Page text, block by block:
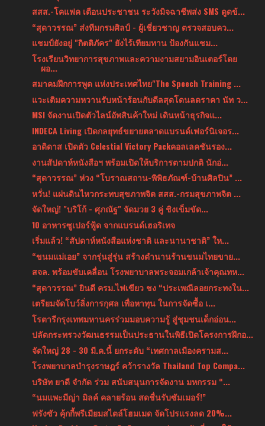
สสส.-โคแฟค เตือนประชาชน ระวังมิจฉาชีพส่ง SMS ดูดข้...
“สุดาวรรณ” ส่งทีมกรมศิลป์ - ผู้เชี่ยวชาญ ตรวจสอบคว...
แชมป์ยังอยู่ "กิตติภัคร" ยังไร้เทียมทาน ป้องกันแชม...
โรงเรียนวิทยาการสุขภาพและความงามสยามอินเตอร์โดย
ผอ...
สมาคมฝึกการพูด แห่งประเทศไทย"The Speech Training ...
แวะเติมความหวานรับหน้าร้อนกับดีลสุดโดนลดราคา นัท ว...
MSI จัดงานเปิดตัวไลน์อัพสินค้าใหม่ เดินหน้าธุรกิจแ...
INDECA Living เปิดกลยุทธ์ขยายตลาดแบรนด์เฟอร์นิเจอร...
อาดิดาส เปิดตัว Celestial Victory Packคอลเลคชันรอง...
งานสัปดาห์หนังสือฯ พร้อมเปิดให้บริการตามปกติ นักอ่...
“สุดาวรรณ” ห่วง “โบราณสถาน-พิพิธภัณฑ์-บ้านศิลปิน” ...
หวั่น! แผ่นดินไหวกระทบสุขภาพจิต สสส.-กรมสุขภาพจิต ...
จัดใหญ่! "บริโก้ - ศุภณัฐ" จัดมวย 3 คู่ ชิงเข็มขัด...
10 อาหารซูเปอร์ฟู้ด จากแบรนด์เฮอริเทจ
เริ่มแล้ว! “สัปดาห์หนังสือแห่งชาติ และนานาชาติ” ให...
“ขนมแม่เอย” จากรุ่นสู่รุ่น สร้างตำนานร้านขนมไทยขาย...
สจล. พร้อมขับเคลื่อน โรงพยาบาลพระจอมเกล้าเจ้าคุณทห...
“สุดาวรรณ” ยินดี ครม.ไฟเขียว ชง “ประเพณีลอยกระทงใน...
เตรียมจัดโบว์ลิ่งการกุศล เพื่อหาทุน ในการจัดซื้อ เ...
โรตารีกรุงเทพมหานครร่วมมอบความรู้ สู่ชุมชนเด็กอ่อน...
ปลัดกระทรวงวัฒนธรรมเป็นประธานในพิธีเปิดโครงการฝึกอ...
จัดใหญ่ 28 - 30 มี.ค.นี้ ยกระดับ “เทศกาลเมืองครามส...
โรงพยาบาลบำรุงราษฎร์ คว้ารางวัล Thailand Top Compa...
บริษัท ยาดี จํากัด ร่วม สนับสนุนการจัดงาน มหกรรม “...
“นมแพะมีญ่า มิลค์ คลายร้อน สดชื่นรับซัมเมอร์!”
ฟรังซัว คุ้กกี้พรีเมียมสไตล์โฮมเมด จัดโปรแรงลด 20%...